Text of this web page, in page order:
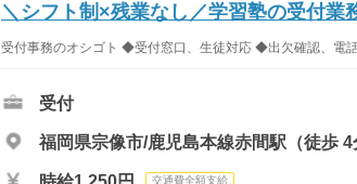
＼シフト制×残業なし／学習塾の受付業
受付事務のオシゴト ◆受付窓口、生徒対応 ◆出欠確認、
受付
福岡県宗像市/鹿児島本線赤間駅（徒歩 4
交通費全額支給